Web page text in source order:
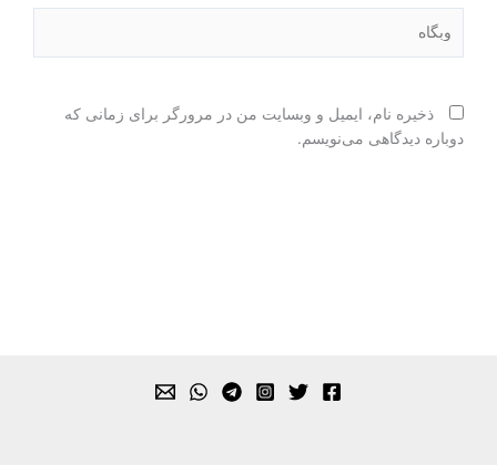
ذخیره نام، ایمیل و وبسایت من در مرورگر برای زمانی که
دوباره دیدگاهی می‌نویسم.